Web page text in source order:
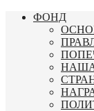
Перейти
содержимому
ФОНД